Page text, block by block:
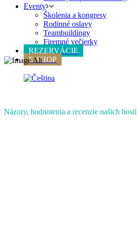
Eventy
Školenia a kongresy
Rodinné oslavy
Teambuildingy
Firemné večierky
REZERVÁCIE
E-SHOP
Názory, hodnotenia a recenzie našich hostí